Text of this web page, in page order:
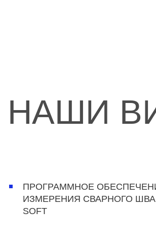
НАШИ
ПРОГРАММНОЕ
ИЗМЕРЕНИЯ СВАРНОГО ШВА
SOFT